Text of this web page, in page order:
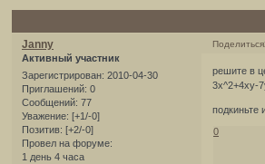
Поделиться
Janny
Активный участник
Зарегистрирован: 2010-04-30
Приглашений: 0
Сообщений: 77
Уважение: [+1/-0]
Позитив: [+2/-0]
Провел на форуме:
1 день 4 часа
решите в
3x^2+4xy-
подкиньте
0